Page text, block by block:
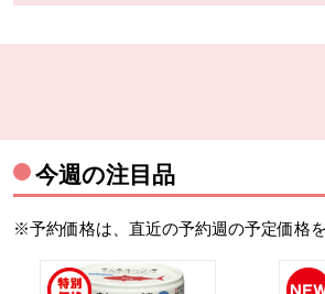
今週の注目品
※予約価格は、直近の予約週の予定価格